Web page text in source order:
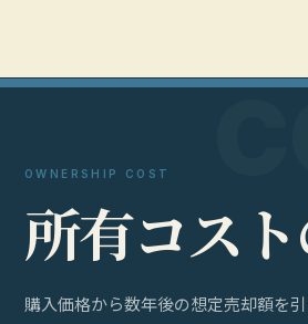
OWNERSHIP COST
所有コス ト
購入価格から数年後の想定売却額を